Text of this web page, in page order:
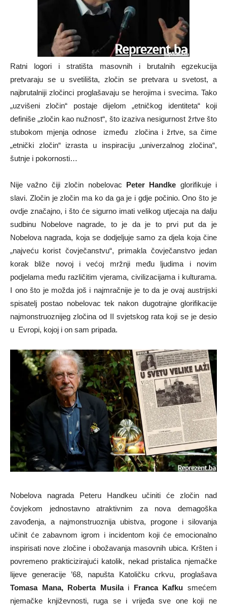
Ratni logori i stratišta masovnih i brutalnih egzekucija
pretvaraju se u svetilišta, zločin se pretvara u svetost, a
najbrutalniji zločinci proglašavaju se herojima i svecima. Tako
„uzvišeni zločin“ postaje dijelom „etničkog identiteta“ koji
definiše „zločin kao nužnost“, što izaziva nesigurnost žrtve što
stubokom mjenja odnose između zločina i žrtve, sa čime
„etnički zločin“ izrasta u inspiraciju „univerzalnog zločina“,
šutnje i pokornosti…
Nije važno čiji zločin nobelovac Peter Handke glorifikuje i
slavi. Zločin je zločin ma ko da ga je i gdje počinio. Ono što je
ovdje značajno, i što će sigurno imati velikog utjecaja na dalju
sudbinu Nobelove nagrade, to je da je to prvi put da je
Nobelova nagrada, koja se dodjeljuje samo za djela koja čine
„najveću korist čovječanstvu“, primakla čovječanstvo jedan
korak bliže novoj i većoj mržnji među ljudima i novim
podjelama među različitim vjerama, civilizacijama i kulturama.
I ono što je možda još i najmračnije je to da je ovaj austrijski
spisatelj postao nobelovac tek nakon dugotrajne glorifikacije
najmonstruoznijeg zločina od II svjetskog rata koji se je desio
u Evropi, kojoj i on sam pripada.
Nobelova nagrada Peteru Handkeu učiniti će zločin nad
čovjekom jednostavno atraktivnim za nova demagoška
zavođenja, a najmonstruoznija ubistva, progone i silovanja
učinit će zabavnom igrom i incidentom koji će emocionalno
inspirisati nove zločine i obožavanja masovnih ubica. Kršten i
povremeno prakticizirajući katolik, nekad pristalica njemačke
lijeve generacije ’68, napušta Katoličku crkvu, proglašava
Tomasa Mana, Roberta Musila i Franca Kafku smećem
njemačke književnosti, ruga se i vrijeđa sve one koji ne